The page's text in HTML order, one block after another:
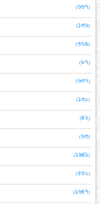
(৬৩৭)
(১৩৬)
(৩৬৯)
(৮৭)
(৬৩৭)
(১৩০)
(৪২)
(৬৩)
(১৯৪১)
(৫৫০)
(১৬৪৭)